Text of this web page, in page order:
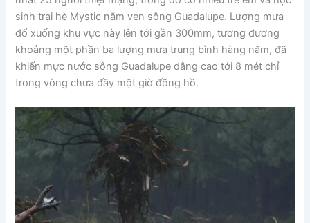
sinh trại hè Mystic nằm ven sông Guadalupe. Lượng mưa
đổ xuống khu vực này lên tới gần 300mm, tương đương
khoảng một phần ba lượng mưa trung bình hàng năm, đã
khiến mực nước sông Guadalupe dâng cao tới 8 mét chỉ
trong vòng chưa đầy một giờ đồng hồ.